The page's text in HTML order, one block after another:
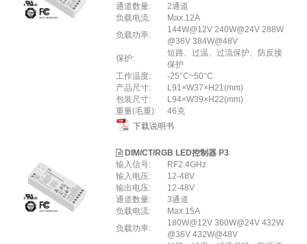
通道数量:
2通道
负载电流:
Max.12A
负载功率:
144W@12V 240W@24V 288W
@36V 384W@48V
保护:
短路、过温、过流保护、防反接
保护
⼯作温度:
-25°C~50°C
产品尺寸:
L91×W37×H21(mm)
包装尺寸:
L94×W39×H22(mm)
重量(⽑重):
46克
下载说明书
DIM/CT/RGB LED控制器 P3
输入信号:
RF2.4GHz
输入电压:
12-48V
输出电压:
12-48V
通道数量:
3通道
负载电流:
Max.15A
负载功率:
180W@12V 360W@24V 432W
@36V 432W@48V